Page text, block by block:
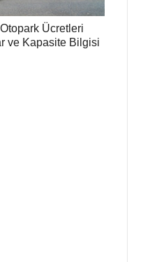
Ücretleri
ve Kapasite Bilgisi